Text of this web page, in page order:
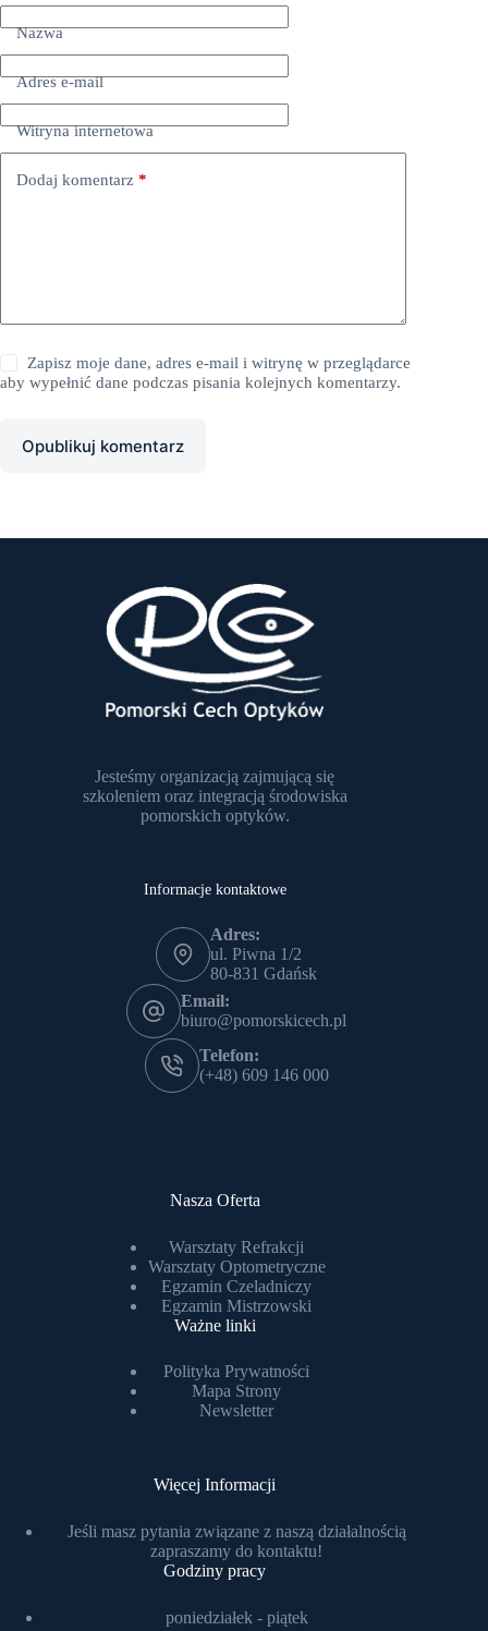
Nazwa
Adres e-mail
Witryna internetowa
Dodaj komentarz *
Zapisz moje dane, adres e-mail i witrynę w przeglądarce
aby wypełnić dane podczas pisania kolejnych komentarzy.
Opublikuj komentarz
Jesteśmy organizacją zajmującą się
szkoleniem oraz integracją środowiska
pomorskich optyków.
Informacje kontaktowe
Adres:
ul. Piwna 1/2
80-831 Gdańsk
Email:
biuro@pomorskicech.pl
Telefon:
(+48) 609 146 000
Nasza Oferta
Warsztaty Refrakcji
Warsztaty Optometryczne
Egzamin Czeladniczy
Egzamin Mistrzowski
Ważne linki
Polityka Prywatności
Mapa Strony
Newsletter
Więcej Informacji
Jeśli masz pytania związane z naszą działalnością
zapraszamy do kontaktu!
Godziny pracy
poniedziałek - piątek